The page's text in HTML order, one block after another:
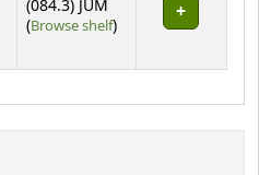
(084.3) JUM
(Browse shelf(Opens below)
)